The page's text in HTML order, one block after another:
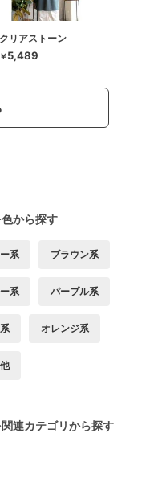
クリアストーン
￥ 5,489
から探す
系 ブラウン系
系 パープル系
オレンジ系
連カテゴリから探す